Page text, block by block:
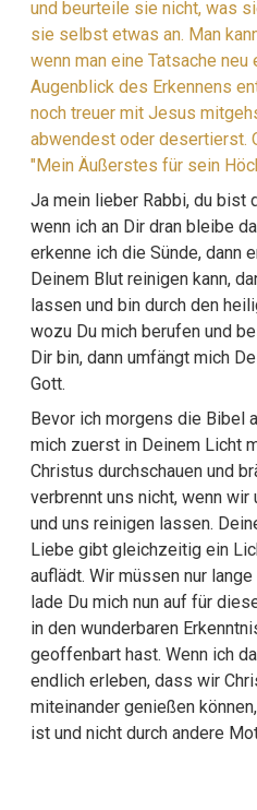
und beurteile sie nicht, was
sie selbst etwas an. Man
wenn man eine Tatsache neu
Augenblick des Erkennens
noch treuer mit Jesus
abwendest oder desertierst.
"Mein Äußerstes für sein
Ja mein lieber Rabbi, du bist
wenn ich an Dir dran bleibe
erkenne ich die Sünde, dann
Deinem Blut reinigen kann,
lassen und bin durch den
wozu Du mich berufen und
Dir bin, dann umfängt mich
Gott.
Bevor ich morgens die Bibel
mich zuerst in Deinem Licht
Christus durchschauen und
verbrennt uns nicht, wenn wir
und uns reinigen lassen.
Liebe gibt gleichzeitig ein
auflädt. Wir müssen nur
lade Du mich nun auf für
in den wunderbaren
geoffenbart hast. Wenn ich
endlich erleben, dass wir
miteinander genießen
ist und nicht durch andere